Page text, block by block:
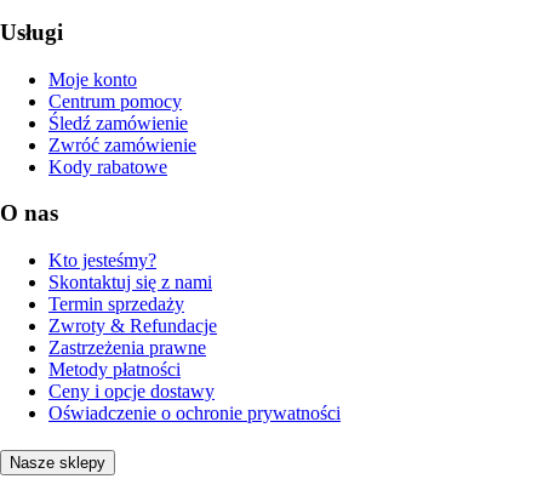
Usługi
Moje konto
Centrum pomocy
Śledź zamówienie
Zwróć zamówienie
Kody rabatowe
O nas
Kto jesteśmy?
Skontaktuj się z nami
Termin sprzedaży
Zwroty & Refundacje
Zastrzeżenia prawne
Metody płatności
Ceny i opcje dostawy
Oświadczenie o ochronie prywatności
Nasze sklepy